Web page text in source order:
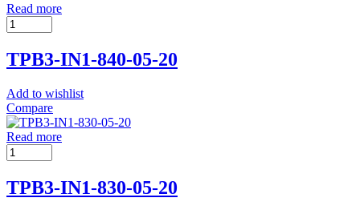
Read more
TPB3-IN1-840-05-20
Add to wishlist
Compare
Read more
TPB3-IN1-830-05-20